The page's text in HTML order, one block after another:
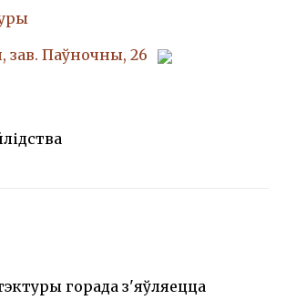
зав. Паўночны, 26
горада з'яўляецца